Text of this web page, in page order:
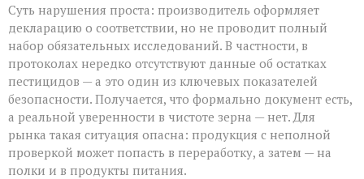
Суть нарушения проста: производитель оформляет
декларацию о соответствии, но не проводит полный
набор обязательных исследований. В частности, в
протоколах нередко отсутствуют данные об остатках
пестицидов — а это один из ключевых показателей
безопасности. Получается, что формально документ есть,
а реальной уверенности в чистоте зерна — нет. Для
рынка такая ситуация опасна: продукция с неполной
проверкой может попасть в переработку, а затем — на
полки и в продукты питания.